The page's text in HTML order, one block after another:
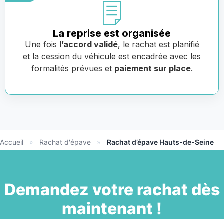
La reprise est organisée
Une fois l’accord validé, le rachat est planifié
et la cession du véhicule est encadrée avec les
formalités prévues et paiement sur place.
Accueil » Rachat d'épave » Rachat d’épave Hauts-de-Seine
Demandez votre rachat dès
maintenant !